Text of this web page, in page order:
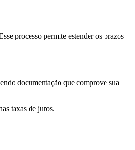
processo permite estender os prazos
documentação que comprove sua
taxas de juros.